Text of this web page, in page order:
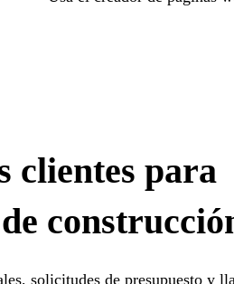
clientes para
solicitudes de presupuesto y